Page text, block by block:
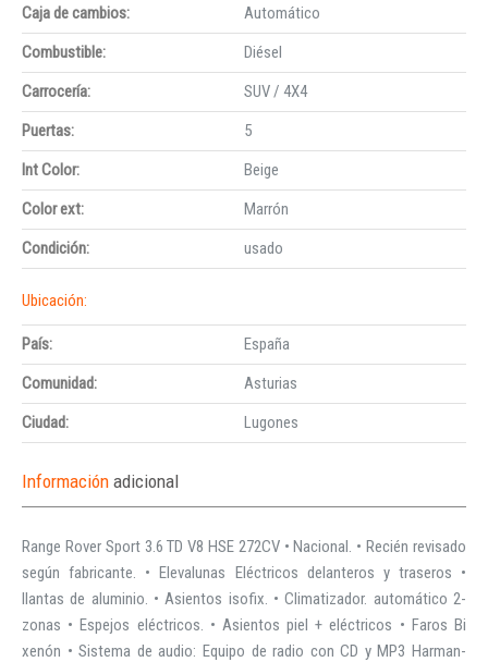
Caja de cambios:
Automático
Combustible:
Diésel
Carrocería:
SUV / 4X4
Puertas:
5
Int Color:
Beige
Color ext:
Marrón
Condición:
usado
Ubicación:
País:
España
Comunidad:
Asturias
Ciudad:
Lugones
Información adicional
Range Rover Sport 3.6 TD V8 HSE 272CV • Nacional. • Recién revisado
según fabricante. • Elevalunas Eléctricos delanteros y traseros •
llantas de aluminio. • Asientos isofix. • Climatizador. automático 2-
zonas • Espejos eléctricos. • Asientos piel + eléctricos • Faros Bi
xenón • Sistema de audio: Equipo de radio con CD y MP3 Harman-